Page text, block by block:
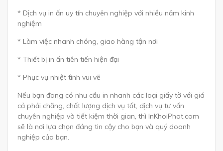
* Dịch vụ in ấn uy tín chuyên nghiệp với nhiều năm kinh
nghiệm
* Làm việc nhanh chóng, giao hàng tận nơi
* Thiết bị in ấn tiên tiến hiện đại
* Phục vụ nhiệt tình vui vẽ
Nếu bạn đang có nhu cầu in nhanh các loại giấy tờ với giá
cả phải chăng, chất lượng dịch vụ tốt, dịch vụ tư vấn
chuyên nghiệp và tiết kiệm thời gian, thì InKhoiPhat.com
sẽ là nơi lựa chọn đáng tin cậy cho bạn và quý doanh
nghiệp của bạn.